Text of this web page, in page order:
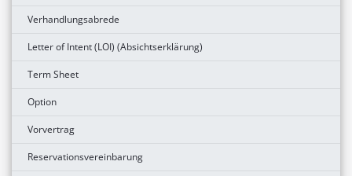
Verhandlungsabrede
Letter of Intent (LOI) (Absichtserklärung)
Term Sheet
Option
Vorvertrag
Reservationsvereinbarung